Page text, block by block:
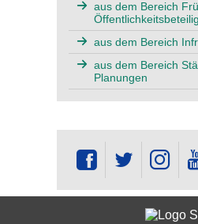
aus dem Bereich
aus dem Bereich
aus dem Bereich
Planungen